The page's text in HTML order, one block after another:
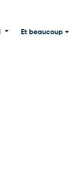
Et beaucoup +